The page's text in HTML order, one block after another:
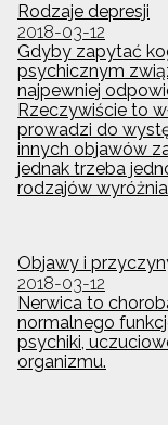
Rodzaje depresji
2018-03-12
Gdyby zapytać
psychicznym
najpewniej
Rzeczywiście to
prowadzi do
innych objawów
jednak trzeba
rodzajów
Objawy i
2018-03-12
Nerwica to
normalnego
psychiki,
organizmu.